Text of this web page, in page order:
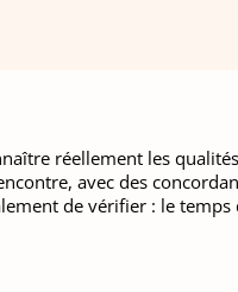
réellement les
avec des
de vérifier : le temps